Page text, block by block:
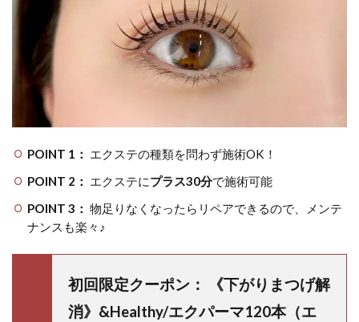
POINT 1： エクステの種類を問わず施術OK！
POINT 2： エクステにプラス30分で施術可能
POINT 3： 物足りなくなったらリペアできるので、メンテ
ナンスも楽々♪
初回限定クーポン： 《下がりまつげ解
消》&Healthy/エクパーマ120本（エ